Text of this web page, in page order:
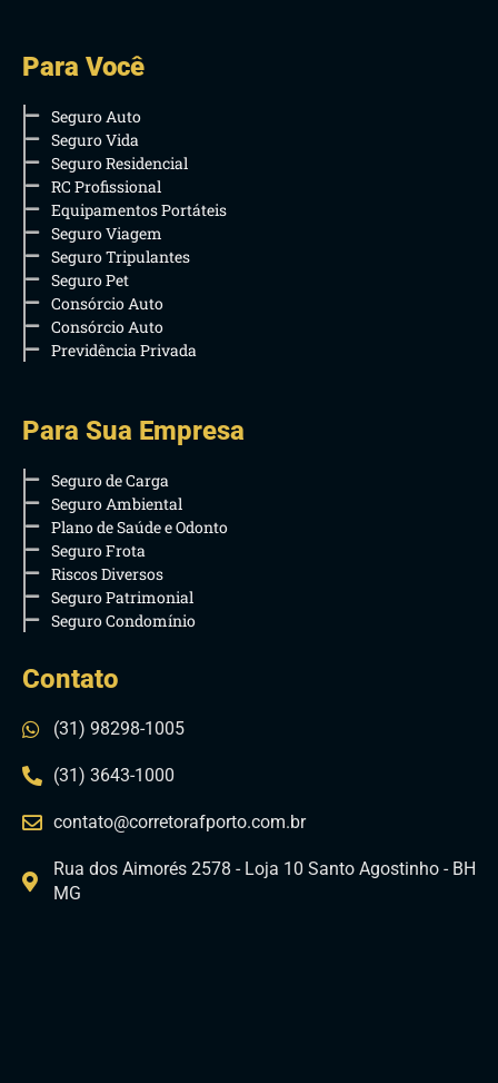
Para Você
Seguro Auto
Seguro Vida
Seguro Residencial
RC Profissional
Equipamentos Portáteis
Seguro Viagem
Seguro Tripulantes
Seguro Pet
Consórcio Auto
Consórcio Auto
Previdência Privada
Para Sua Empresa
Seguro de Carga
Seguro Ambiental
Plano de Saúde e Odonto
Seguro Frota
Riscos Diversos
Seguro Patrimonial
Seguro Condomínio
Contato
(31) 98298-1005
(31) 3643-1000
contato@corretorafporto.com.br
Rua dos Aimorés 2578 - Loja 10 Santo Agostinho - BH
MG